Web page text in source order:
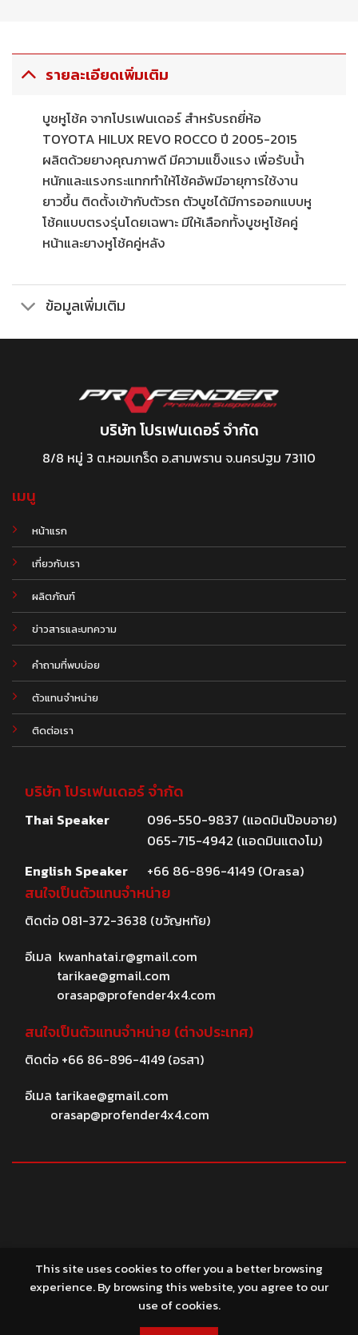
รายละเอียดเพิ่มเติม
บูชหูโช้ค จากโปรเฟนเดอร์ สำหรับรถยี่ห้อ
TOYOTA HILUX REVO ROCCO ปี 2005-2015
ผลิตด้วยยางคุณภาพดี มีความแข็งแรง เพื่อรับน้ำ
หนักและแรงกระแทกทำให้โช้คอัพมีอายุการใช้งาน
ยาวขึ้น ติดตั้งเข้ากับตัวรถ ตัวบูชได้มีการออกแบบหู
โช้คแบบตรงรุ่นโดยเฉพาะ มีให้เลือกทั้งบูชหูโช้คคู่
หน้าและยางหูโช้คคู่หลัง
ข้อมูลเพิ่มเติม
บริษัท โปรเฟนเดอร์ จำกัด
8/8 หมู่ 3 ต.หอมเกร็ด อ.สามพราน จ.นครปฐม 73110
เมนู
หน้าแรก
เกี่ยวกับเรา
ผลิตภัณฑ์
ข่าวสารและบทความ
.
คำถามที่พบบ่อย
ตัวแทนจำหน่าย
ติดต่อเรา
บริษัท โปรเฟนเดอร์ จำกัด
Thai Speaker
096-550-9837 (แอดมินป๊อบอาย)
065-715-4942 (แอดมินแตงโม)
English Speaker
+66 86-896-4149 (Orasa)
สนใจเป็นตัวแทนจำหน่าย
ติดต่อ 081-372-3638 (ขวัญหทัย)
อีเมล kwanhatai.r@gmail.com
tarikae@gmail.com
orasap@profender4x4.com
สนใจเป็นตัวแทนจำหน่าย (ต่างประเทศ)
ติดต่อ +66 86-896-4149(อรสา)
อีเมล tarikae@gmail.com
orasap@profender4x4.com
This site uses cookies to offer you a better browsing
experience. By browsing this website, you agree to our
use of cookies.